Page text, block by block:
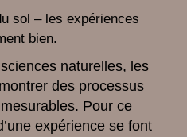
sol – les expériences
bien.
naturelles, les
des processus
Pour ce
expérience se font